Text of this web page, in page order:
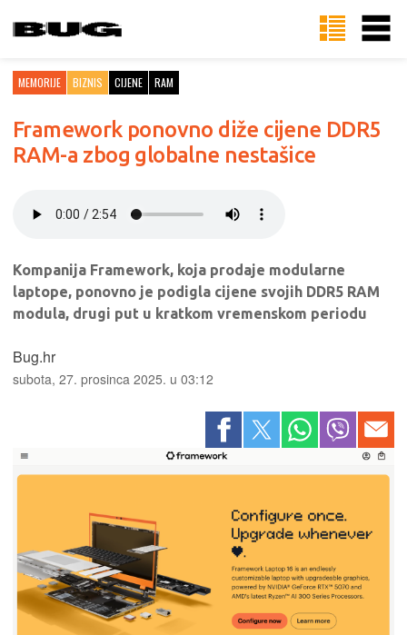
MEMORIJE BIZNIS CIJENE RAM
Framework ponovno diže cijene DDR5
RAM-a zbog globalne nestašice
Kompanija Framework, koja prodaje modularne
laptope, ponovno je podigla cijene svojih DDR5 RAM
modula, drugi put u kratkom vremenskom periodu
Bug.hr
subota, 27. prosinca 2025. u 03:12